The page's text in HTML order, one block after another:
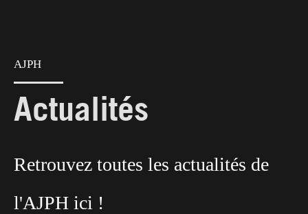
AJPH
Actualités
Retrouvez toutes les actualités de
l'AJPH ici !